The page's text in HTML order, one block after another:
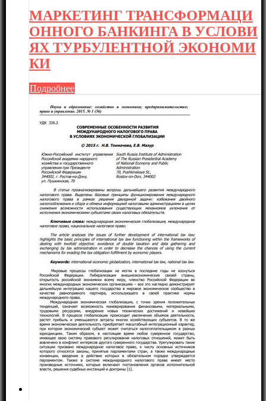
МАРКЕТИНГ ТРАНСФОРМАЦИ
ОННОГО БАНКИНГА В УСЛОВИ
ЯХ ТУРБУЛЕНТНОЙ ЭКОНОМИ
КИ
Подробнее